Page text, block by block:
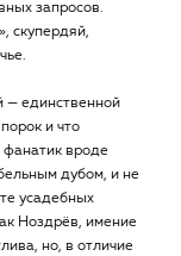
запросов.
скупердяй,
— единственной
и что
фанатик вроде
дубом, и не
усадебных
Ноздрёв, имение
но, в отличие